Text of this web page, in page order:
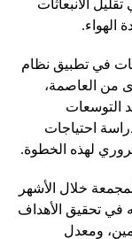
الانبعاثات
الهواء.
في تطبيق نظام
من العاصمة،
التوسعات
احتياجات
لهذه الخطوة.
خلال الأشهر
في تحقيق الأهداف
ومعدل